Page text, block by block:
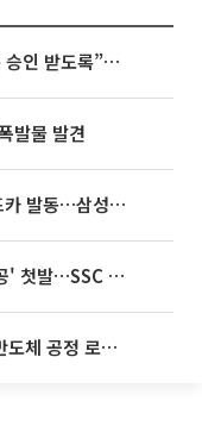
김정관 장관 “반도체 성과급, 주총 승인 받도록”…상법·자본시장법 개정 시사
발물 발견
코스피, 장중 5%대 급락에 사이드카 발동…삼성·SK 동반 폭락
티웨이항공, 새 이름 '트리니티항공' 첫발…SSC 전략 본격화
라온로보틱스, 국내 유일 차세대 반도체 공정 로봇 개발 ‘고객사 테스트 진행’